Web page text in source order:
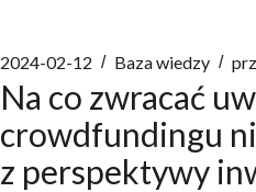
2024-02-12 Baza wiedzy
Na co zwracać
crowdfundingu
z perspektywy